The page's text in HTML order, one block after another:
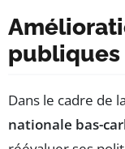
publiques
Dans le cadre de
nationale bas-